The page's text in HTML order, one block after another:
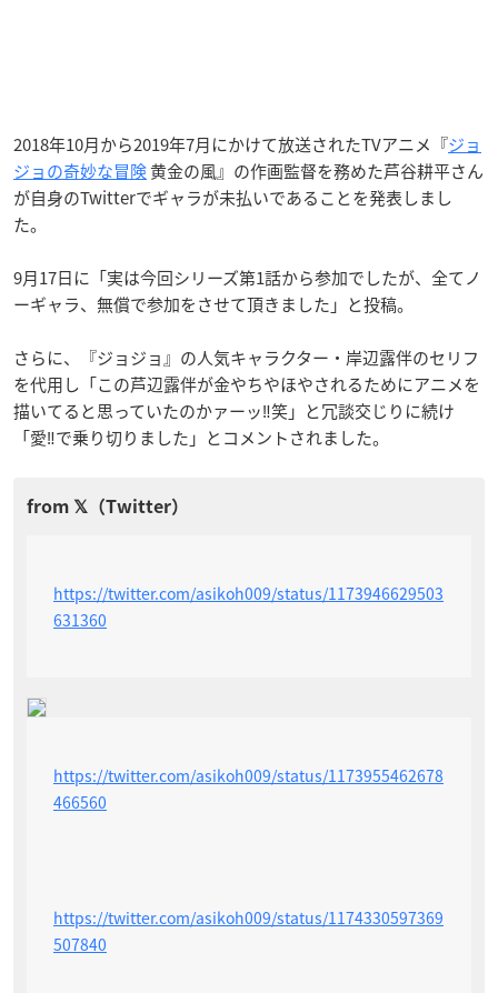
2018年10月から2019年7月にかけて放送されたTVアニメ『ジョ
ジョの奇妙な冒険黄金の風』の作画監督を務めた芦谷耕平さん
が自身のTwitterでギャラが未払いであることを発表しまし
た。
9月17日に「実は今回シリーズ第1話から参加でしたが、全てノ
ーギャラ、無償で参加をさせて頂きました」と投稿。
さらに、『ジョジョ』の人気キャラクター・岸辺露伴のセリフ
を代用し「この芦辺露伴が金やちやほやされるためにアニメを
描いてると思っていたのかァーッ‼️笑」と冗談交じりに続け
「愛‼️で乗り切りました」とコメントされました。
https://twitter.com/asikoh009/status/1173946629503
631360
https://twitter.com/asikoh009/status/1173955462678
466560
https://twitter.com/asikoh009/status/1174330597369
507840